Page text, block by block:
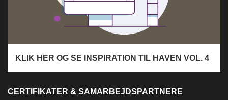
KLIK HER OG SE INSPIRATION TIL HAVEN VOL. 4
CERTIFIKATER & SAMARBEJDSPARTNERE